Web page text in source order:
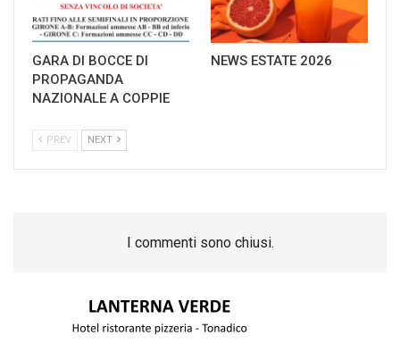
GARA DI BOCCE DI
PROPAGANDA
NAZIONALE A COPPIE
NEWS ESTATE 2026
PREV NEXT
I commenti sono chiusi.